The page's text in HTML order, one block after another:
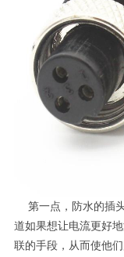
第一点，防水的插
道如果想让电流更好
联的手段，从而使他